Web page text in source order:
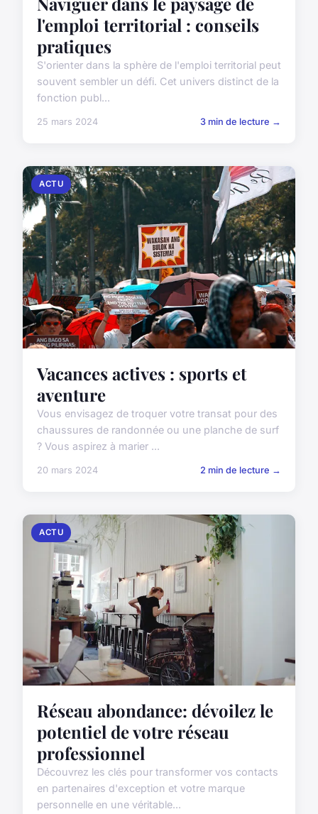
l'emploi territorial : conseils
pratiques
S'orienter dans la sphère de l'emploi territorial peut
souvent sembler un défi. Cet univers distinct de la
fonction publ...
25 mars 2024 3 min de lecture →
ACTU
Vacances actives : sports et
aventure
Vous envisagez de troquer votre transat pour des
chaussures de randonnée ou une planche de surf
? Vous aspirez à marier ...
20 mars 2024 2 min de lecture →
ACTU
Réseau abondance: dévoilez le
potentiel de votre réseau
professionnel
Découvrez les clés pour transformer vos contacts
en partenaires d'exception et votre marque
personnelle en une véritable...